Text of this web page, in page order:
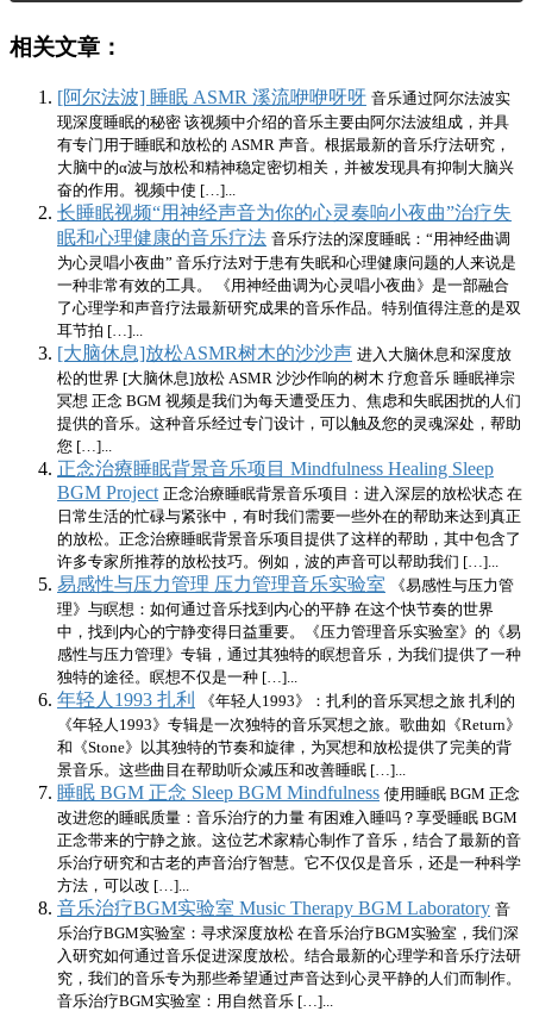
相关文章：
[阿尔法波] 睡眠 ASMR 溪流咿咿呀呀 音乐通过阿尔法波实
现深度睡眠的秘密 该视频中介绍的音乐主要由阿尔法波组成，并具
有专门用于睡眠和放松的 ASMR 声音。根据最新的音乐疗法研究，
大脑中的α波与放松和精神稳定密切相关，并被发现具有抑制大脑兴
奋的作用。视频中使 […]...
长睡眠视频“用神经声音为你的心灵奏响小夜曲”治疗失
眠和心理健康的音乐疗法 音乐疗法的深度睡眠：“用神经曲调
为心灵唱小夜曲” 音乐疗法对于患有失眠和心理健康问题的人来说是
一种非常有效的工具。 《用神经曲调为心灵唱小夜曲》是一部融合
了心理学和声音疗法最新研究成果的音乐作品。特别值得注意的是双
耳节拍 […]...
[大脑休息]放松ASMR树木的沙沙声 进入大脑休息和深度放
松的世界 [大脑休息]放松 ASMR 沙沙作响的树木 疗愈音乐 睡眠禅宗
冥想 正念 BGM 视频是我们为每天遭受压力、焦虑和失眠困扰的人们
提供的音乐。这种音乐经过专门设计，可以触及您的灵魂深处，帮助
您 […]...
正念治療睡眠背景音乐项目 Mindfulness Healing Sleep
BGM Project 正念治療睡眠背景音乐项目：进入深层的放松状态 在
日常生活的忙碌与紧张中，有时我们需要一些外在的帮助来达到真正
的放松。正念治療睡眠背景音乐项目提供了这样的帮助，其中包含了
许多专家所推荐的放松技巧。例如，波的声音可以帮助我们 […]...
易感性与压力管理 压力管理音乐实验室
《易感性与压力管
理》与瞑想：如何通过音乐找到内心的平静 在这个快节奏的世界
中，找到内心的宁静变得日益重要。《压力管理音乐实验室》的《易
感性与压力管理》专辑，通过其独特的瞑想音乐，为我们提供了一种
独特的途径。瞑想不仅是一种 […]...
年轻人1993 扎利
《年轻人1993》：扎利的音乐冥想之旅 扎利的
《年轻人1993》专辑是一次独特的音乐冥想之旅。歌曲如《Return》
和《Stone》以其独特的节奏和旋律，为冥想和放松提供了完美的背
景音乐。这些曲目在帮助听众减压和改善睡眠 […]...
睡眠 BGM 正念 Sleep BGM Mindfulness 使用睡眠 BGM 正念
改进您的睡眠质量：音乐治疗的力量 有困难入睡吗？享受睡眠 BGM
正念带来的宁静之旅。这位艺术家精心制作了音乐，结合了最新的音
乐治疗研究和古老的声音治疗智慧。它不仅仅是音乐，还是一种科学
方法，可以改 […]...
音乐治疗BGM实验室 Music Therapy BGM Laboratory 音
乐治疗BGM实验室：寻求深度放松 在音乐治疗BGM实验室，我们深
入研究如何通过音乐促进深度放松。结合最新的心理学和音乐疗法研
究，我们的音乐专为那些希望通过声音达到心灵平静的人们而制作。
音乐治疗BGM实验室：用自然音乐 […]...